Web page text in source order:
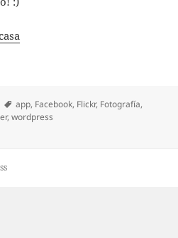
Etiquetas
app, Facebook, Flickr, Fotografí­a,
,wordpress
en casa